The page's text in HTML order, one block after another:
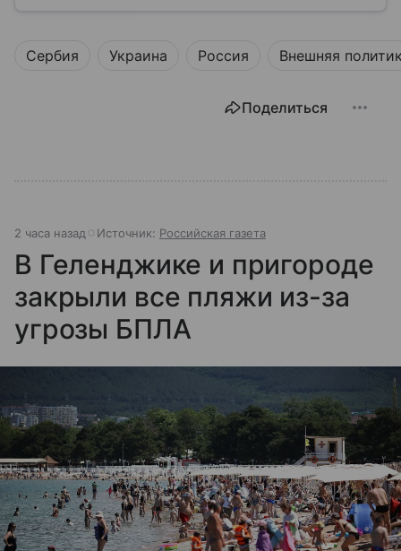
Сербия Украина Россия Внешняя
Поделиться
2 часа назад Источник: Российская газета
В Геленджике и пригороде
закрыли все пляжи из-за
угрозы БПЛА